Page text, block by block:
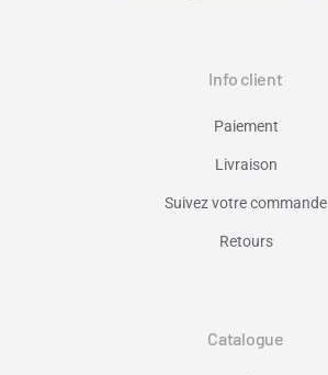
Info client
Paiement
Livraison
Suivez votre commande
Retours
Catalogue